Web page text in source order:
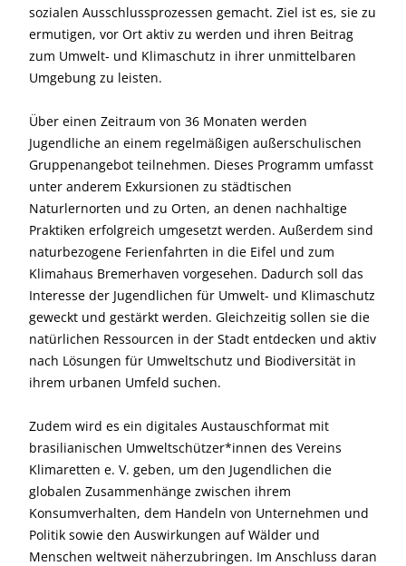
sozialen Ausschlussprozessen gemacht. Ziel ist es, sie zu
ermutigen, vor Ort aktiv zu werden und ihren Beitrag
zum Umwelt- und Klimaschutz in ihrer unmittelbaren
Umgebung zu leisten.
Über einen Zeitraum von 36 Monaten werden
Jugendliche an einem regelmäßigen außerschulischen
Gruppenangebot teilnehmen. Dieses Programm umfasst
unter anderem Exkursionen zu städtischen
Naturlernorten und zu Orten, an denen nachhaltige
Praktiken erfolgreich umgesetzt werden. Außerdem sind
naturbezogene Ferienfahrten in die Eifel und zum
Klimahaus Bremerhaven vorgesehen. Dadurch soll das
Interesse der Jugendlichen für Umwelt- und Klimaschutz
geweckt und gestärkt werden. Gleichzeitig sollen sie die
natürlichen Ressourcen in der Stadt entdecken und aktiv
nach Lösungen für Umweltschutz und Biodiversität in
ihrem urbanen Umfeld suchen.
Zudem wird es ein digitales Austauschformat mit
brasilianischen Umweltschützer*innen des Vereins
Klimaretten e. V. geben, um den Jugendlichen die
globalen Zusammenhänge zwischen ihrem
Konsumverhalten, dem Handeln von Unternehmen und
Politik sowie den Auswirkungen auf Wälder und
Menschen weltweit näherzubringen. Im Anschluss daran